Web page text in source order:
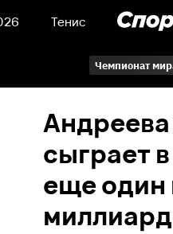
Тенис
Чемпионат
сыграет
еще один